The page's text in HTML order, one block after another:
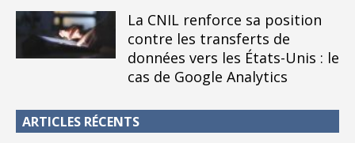
La CNIL renforce sa position
contre les transferts de
données vers les États-Unis : le
cas de Google Analytics
ARTICLES RÉCENTS